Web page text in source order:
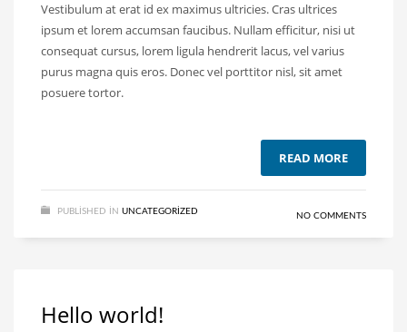
Vestibulum at erat id ex maximus ultricies. Cras ultrices
ipsum et lorem accumsan faucibus. Nullam efficitur, nisi ut
consequat cursus, lorem ligula hendrerit lacus, vel varius
purus magna quis eros. Donec vel porttitor nisl, sit amet
posuere tortor.
READ MORE
PUBLISHED IN UNCATEGORIZED NO COMMENTS
Hello world!